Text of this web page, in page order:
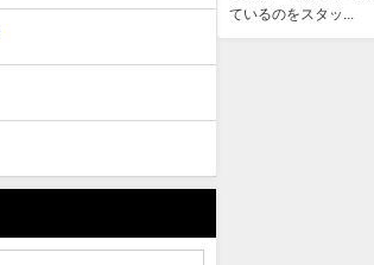
ているのをスタッ...